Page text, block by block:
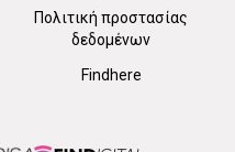
Πολιτική προστασίας
δεδομένων
Findhere